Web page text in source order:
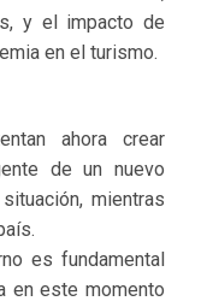
y el impacto de
en el turismo.
ahora crear
de un nuevo
mientras
es fundamental
en este momento